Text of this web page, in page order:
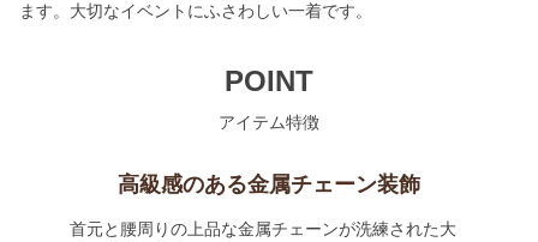
ます。大切なイベントにふさわしい一着です。
POINT
アイテム特徴
高級感のある金属チェーン装飾
首元と腰周りの上品な金属チェーンが洗練された大